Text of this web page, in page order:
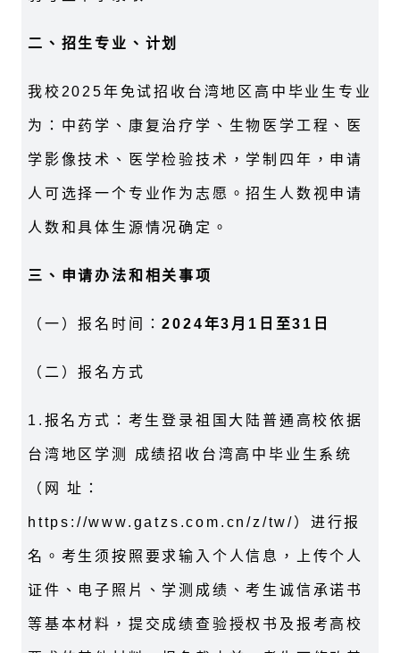
二、招生专业、计划
我校2025年免试招收台湾地区高中毕业生专业
为：中药学、康复治疗学、生物医学工程、医
学影像技术、医学检验技术，学制四年，申请
人可选择一个专业作为志愿。招生人数视申请
人数和具体生源情况确定。
三、申请办法和相关事项
（一）报名时间：2024年3月1日至31日
（二）报名方式
1.报名方式：考生登录祖国大陆普通高校依据
台湾地区学测 成绩招收台湾高中毕业生系统
（网 址：
https://www.gatzs.com.cn/z/tw/）进行报
名。考生须按照要求输入个人信息，上传个人
证件、电子照片、学测成绩、考生诚信承诺书
等基本材料，提交成绩查验授权书及报考高校